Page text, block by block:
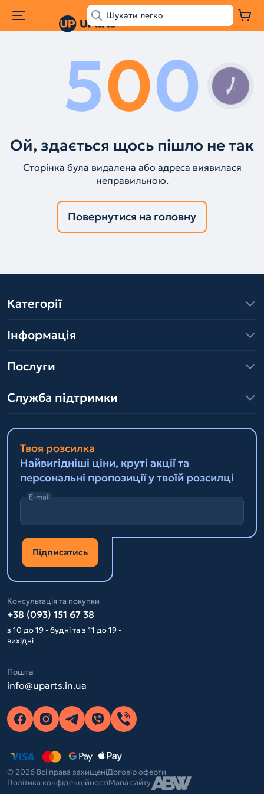
500
Ой, здається щось пішло не так
Сторінка була видалена або адреса виявилася
неправильною.
Повернутися на головну
Категорії
Інформація
Послуги
Служба підтримки
Твоя розсилка
Найвигідніші ціни, круті акції та
персональні пропозиції у твоїй розсилці
E-mail
Підписатись
Консультація та покупки
+38 (093) 151 67 38
з 10 до 19 - будні та з 11 до 19 -
вихідні
Пошта
info@uparts.in.ua
© 2026 Всі права захищеніДоговір оферти
Політика конфіденційностіМапа сайту
КНОПКА
ЗВ'ЯЗКУ